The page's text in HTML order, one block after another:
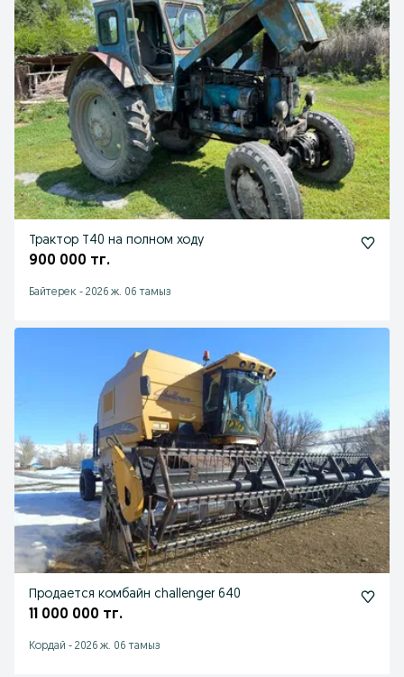
Трактор Т40 на полном ходу
900 000 тг.
Байтерек - 2026 ж. 06 тамыз
Продается комбайн challenger 640
11 000 000 тг.
Кордай - 2026 ж. 06 тамыз